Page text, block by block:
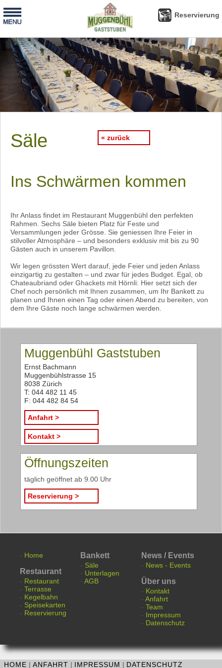
Reservierung Reservierung
Säle « zurück
Ins Schwärmen kommen
Ihr Anlass findet im Restaurant Muggenbühl den perfekten
Rahmen. Sechs Säle bieten Platz für Feste und
Versammlungen jeder Grösse. Sie geniessen Ihre Feier in
stilvoller Atmosphäre – und besonders exklusiv mit bis zu 90
Gästen auch in unserem Pavillon.
Wir legen grössten Wert darauf, jede Feier und jeden Anlass
einzigartig zu gestalten – und zwar für jedes Budget. Egal, ob
Chateaubriand oder Ghackets mit Hörnli: Hier setzt sich der
Chef noch persönlich mit Ihnen zusammen, um Ihr Bankett zu
planen und Ihnen einen Tag oder einen Abend zu bereiten, von
dem Ihre Gäste noch lange schwärmen werden.
Muggenbühl Gaststuben
Ernst Bachmann
Muggenbühlstrasse 15
8038 Zürich
T: 044 482 11 45
F: 044 482 84 54
Anfahrt >
Kontakt >
Öffnungszeiten
täglich geöffnet ab 9.00 Uhr
Reservierung >
- Home
Restaurant
- Restaurant
- Terrasse
- Kegelbahn
- Speisekarten
- Reservierung
Bankett
- Säle
- Unterlagen
- AGB
News / Events
- News - Events
Über uns
- Kontakt
- Anfahrt
- Team
- Impressum
- Datenschutz
HOME | ANFAHRT | IMPRESSUM | DATENSCHUTZ